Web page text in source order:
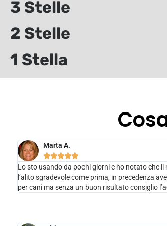
3 Stelle
2 Stelle
1 Stella
Marta A.

Lo sto usando da pochi giorni e ho notato che
l’alito sgradevole come prima, in precedenza
per cani ma senza un buon risultato consiglio